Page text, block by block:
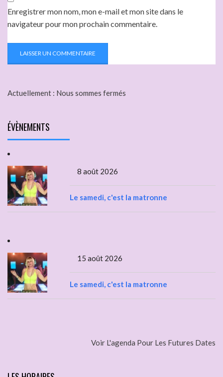
Enregistrer mon nom, mon e-mail et mon site dans le
navigateur pour mon prochain commentaire.
Actuellement : Nous sommes fermés
ÉVÈNEMENTS
8 août 2026
Le samedi, c'est la matronne
15 août 2026
Le samedi, c'est la matronne
Voir L'agenda Pour Les Futures Dates